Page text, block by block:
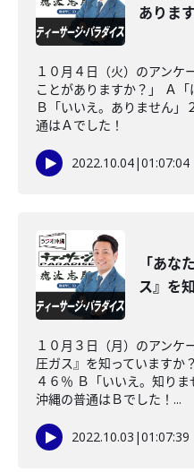
ありま
１０月４日（火）のアンケ
ことがありますか？」
Ｂ「いいえ。ありません」
通はＡでした！
2022.10.04|01:07:04
「あな
ス』を
１０月３日（月）のアンケ
圧ガス』を知っていますか
４６％ Ｂ「いいえ。知り
沖縄の普通はＢでした！...
2022.10.03 |01:07:39